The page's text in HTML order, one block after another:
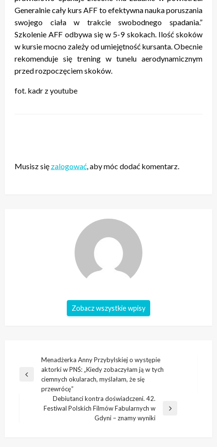
Generalnie cały kurs AFF to efektywna nauka poruszania
swojego ciała w trakcie swobodnego spadania.”
Szkolenie AFF odbywa się w 5-9 skokach. Ilość skoków
w kursie mocno zależy od umiejętność kursanta. Obecnie
rekomenduje się trening w tunelu aerodynamicznym
przed rozpoczęciem skoków.
fot. kadr z youtube
Musisz się zalogować, aby móc dodać komentarz.
Zobacz wszystkie wpisy
Nawigacja
wpisu
Poprzedni
Menadżerka Anny Przybylskiej o występie
aktorki w PNŚ: „Kiedy zobaczyłam ją w tych
ciemnych okularach, myślałam, że się
przewrócę”
Następny
Debiutanci kontra doświadczeni. 42.
Festiwal Polskich Filmów Fabularnych w
Gdyni – znamy wyniki